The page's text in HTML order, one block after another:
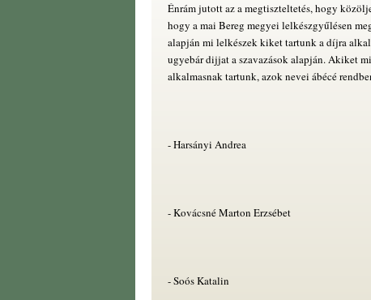
Énrám jutott az a megtiszteltetés, hogy
hogy a mai Bereg megyei lelkészgyűlésen
alapján mi lelkészek kiket tartunk a díjra
ugyebár dijjat a szavazások alapján. Akiket
alkalmasnak tartunk, azok nevei ábécé
- Harsányi Andrea
- Kovácsné Marton Erzsébet
- Soós Katalin